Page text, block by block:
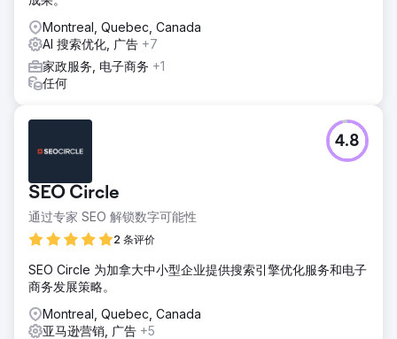
Montreal, Quebec, Canada
AI 搜索优化, 广告 +7
家政服务, 电子商务 +1
任何
SEO Circle
通过专家 SEO 解锁数字可能性
2 条评价
4.8
SEO Circle 为加拿大中小型企业提供搜索引擎优化服务和电子
商务发展策略。
Montreal, Quebec, Canada
亚马逊营销, 广告 +5